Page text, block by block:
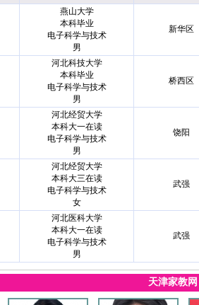
燕山大学
本科毕业
电子科学与技术
男
新华区
河北科技大学
本科毕业
电子科学与技术
男
桥西区
河北经贸大学
本科大一在读
电子科学与技术
男
饶阳
河北经贸大学
本科大三在读
电子科学与技术
女
武强
河北医科大学
本科大一在读
电子科学与技术
男
武强
天津家教